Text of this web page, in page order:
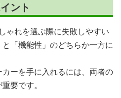
ント
ゃれを選ぶ際に失敗しやすい
「機能性」のどちらか一方に
ーを手に入れるには、両者の
要です。